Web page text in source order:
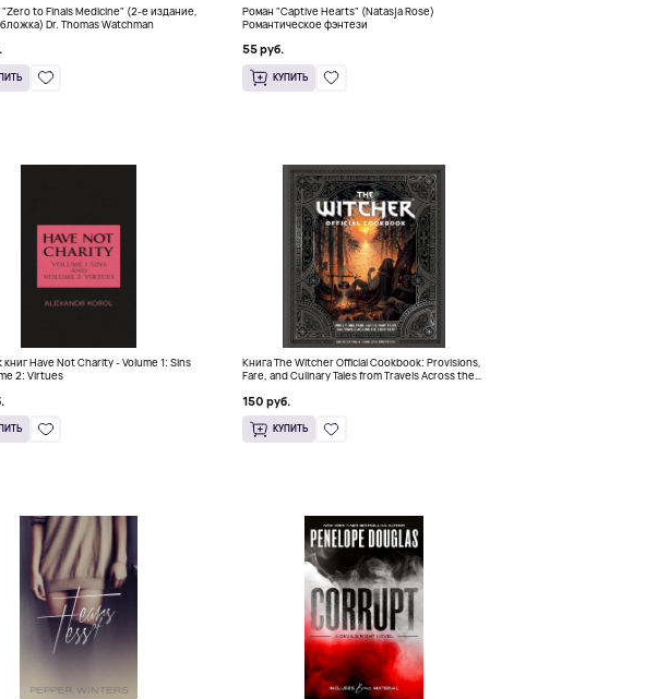
to Finals Medicine" (2-е издание,
Dr. Thomas Watchman
Роман "Captive Hearts" (Natasja Rose)
Романтическое фэнтези
55 руб.
КУПИТЬ
Have Not Charity - Volume 1: Sins
2: Virtues
Книга The Witcher Official Cookbook: Provisions,
Fare, and Culinary Tales from Travels Across the
150 руб.
КУПИТЬ